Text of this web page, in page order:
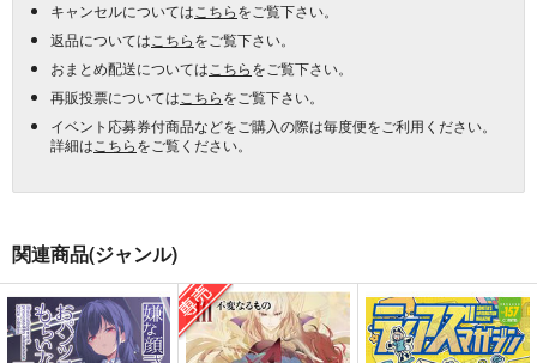
キャンセルについては こちらをご覧下さい。
返品については こちらをご覧下さい。
おまとめ配送については こちらをご覧下さい。
再販投票については こちらをご覧下さい。
イベント応募券付商品などをご購入の際は毎度便をご利用ください。
詳細は こちらをご覧ください。
関連商品(ジャンル)